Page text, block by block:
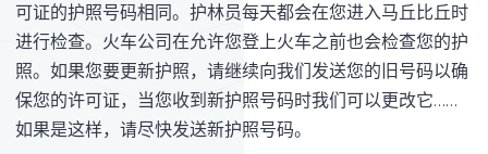
可证的护照号码相同。护林员每天都会在您进入马丘比丘时
进行检查。火车公司在允许您登上火车之前也会检查您的护
照。如果您要更新护照，请继续向我们发送您的旧号码以确
保您的许可证，当您收到新护照号码时我们可以更改它……
如果是这样，请尽快发送新护照号码。